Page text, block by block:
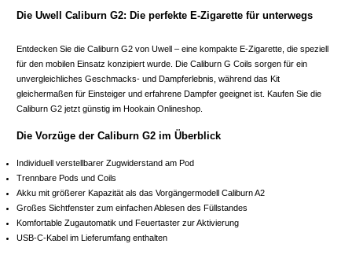
Die Uwell Caliburn G2: Die perfekte E-Zigarette für unterwegs
Entdecken Sie die Caliburn G2 von Uwell – eine kompakte E-Zigarette, die speziell
für den mobilen Einsatz konzipiert wurde. Die Caliburn G Coils sorgen für ein
unvergleichliches Geschmacks- und Dampferlebnis, während das Kit
gleichermaßen für Einsteiger und erfahrene Dampfer geeignet ist. Kaufen Sie die
Caliburn G2 jetzt günstig im Hookain Onlineshop.
Die Vorzüge der Caliburn G2 im Überblick
Individuell verstellbarer Zugwiderstand am Pod
Trennbare Pods und Coils
Akku mit größerer Kapazität als das Vorgängermodell Caliburn A2
Großes Sichtfenster zum einfachen Ablesen des Füllstandes
Komfortable Zugautomatik und Feuertaster zur Aktivierung
USB-C-Kabel im Lieferumfang enthalten